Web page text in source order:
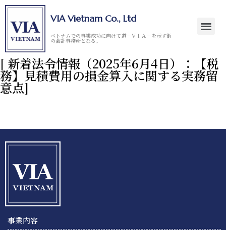
VIA Vietnam Co., Ltd
ベトナムでの事業成功に向けて道－ＶＩＡ－を示す街
の会計事務所となる。
[ 新着法令情報（2025年6月4日）：【税
務】見積費用の損金算入に関する実務留
意点]
事業内容